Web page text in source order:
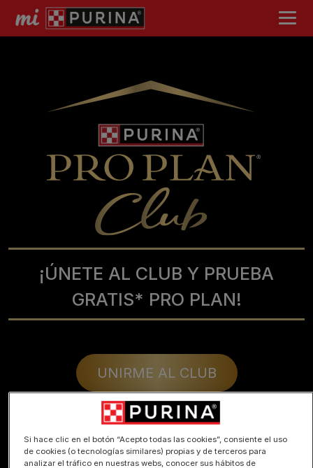
¡ÚNETE AL CLUB Y PRUEBA
GRATIS* PRO PLAN!
UNIRME AL CLUB
Si hace clic en el botón “Acepto todas las cookies”, consiente el uso
de cookies (o tecnologías similares) propias y de terceros para
analizar el tráfico en nuestras webs, conocer sus hábitos de